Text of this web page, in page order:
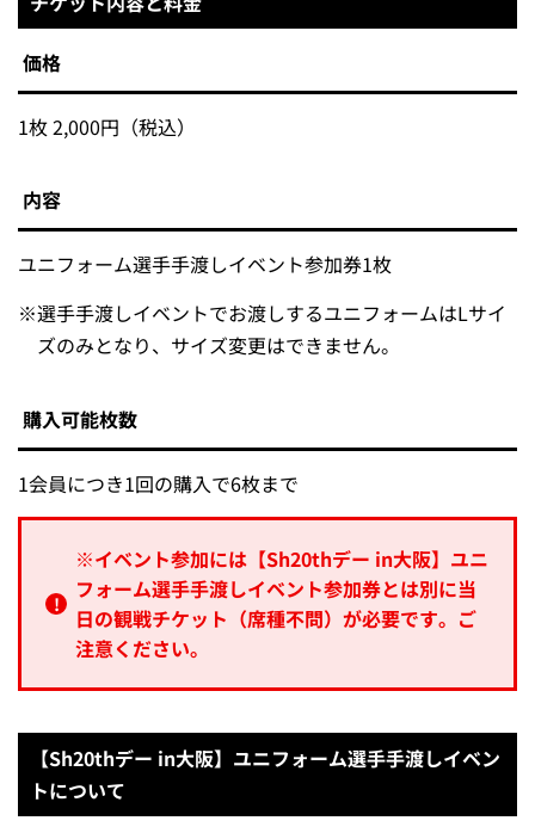
価格
1枚 2,000円（税込）
内容
ユニフォーム選手手渡しイベント参加券1枚
※選手手渡しイベントでお渡しするユニフォームはLサイ
ズのみとなり、サイズ変更はできません。
購入可能枚数
1会員につき1回の購入で6枚まで
※イベント参加には【Sh20thデー in大阪】ユニ
フォーム選手手渡しイベント参加券とは別に当
日の観戦チケット（席種不問）が必要です。ご
注意ください。
【Sh20thデー in大阪】ユニフォーム選手手渡しイベン
トについて